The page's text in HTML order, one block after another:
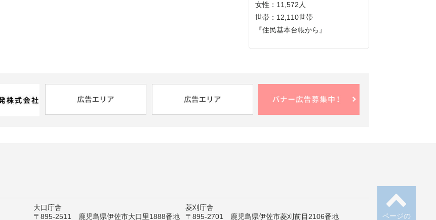
女性：11,572人
世帯：12,110世帯
『住民基本台帳から』
ページの
大口庁舎
〒895-2511 鹿児島県伊佐市大口里1888番地
菱刈庁舎
〒895-2701 鹿児島県伊佐市菱刈前目2106番地